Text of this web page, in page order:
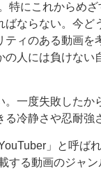
にこれからめ
ならない。今ど
ィのある動画を
人には負けない
一度失敗したか
冷静さや忍耐強
」と呼ば
する動画のジャ